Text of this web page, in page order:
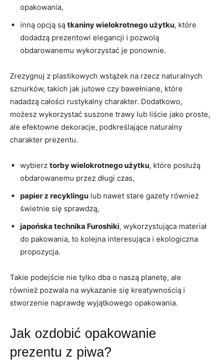
opakowania,
inną opcją są tkaniny wielokrotnego użytku, które
dodadzą prezentowi elegancji i pozwolą
obdarowanemu wykorzystać je ponownie.
Zrezygnuj z plastikowych wstążek na rzecz naturalnych
sznurków, takich jak jutowe czy bawełniane, które
nadadzą całości rustykalny charakter. Dodatkowo,
możesz wykorzystać suszone trawy lub liście jako proste,
ale efektowne dekoracje, podkreślające naturalny
charakter prezentu.
wybierz torby wielokrotnego użytku, które posłużą
obdarowanemu przez długi czas,
papier z recyklingu lub nawet stare gazety również
świetnie się sprawdzą,
japońska technika Furoshiki, wykorzystująca materiał
do pakowania, to kolejna interesująca i ekologiczna
propozycja.
Takie podejście nie tylko dba o naszą planetę, ale
również pozwala na wykazanie się kreatywnością i
stworzenie naprawdę wyjątkowego opakowania.
Jak ozdobić opakowanie
prezentu z piwa?